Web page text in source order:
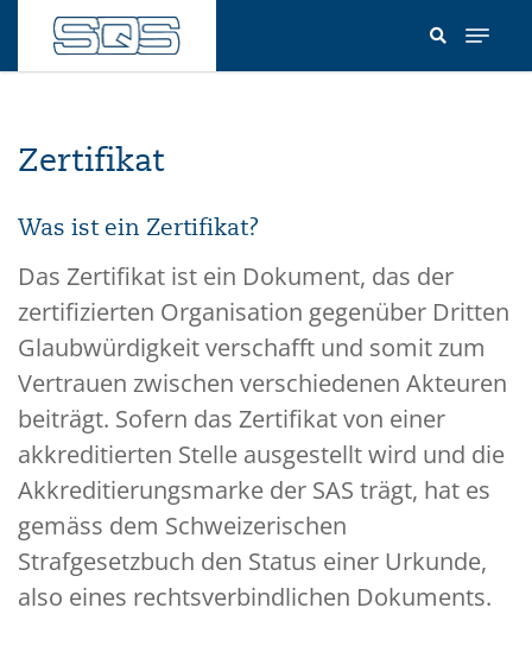
Inhalt
Zertifikat
Was ist ein Zertifikat?
Das Zertifikat ist ein Dokument, das der
zertifizierten Organisation gegenüber Dritten
Glaubwürdigkeit verschafft und somit zum
Vertrauen zwischen verschiedenen Akteuren
beiträgt. Sofern das Zertifikat von einer
akkreditierten Stelle ausgestellt wird und die
Akkreditierungsmarke der SAS trägt, hat es
gemäss dem Schweizerischen
Strafgesetzbuch den Status einer Urkunde,
also eines rechtsverbindlichen Dokuments.